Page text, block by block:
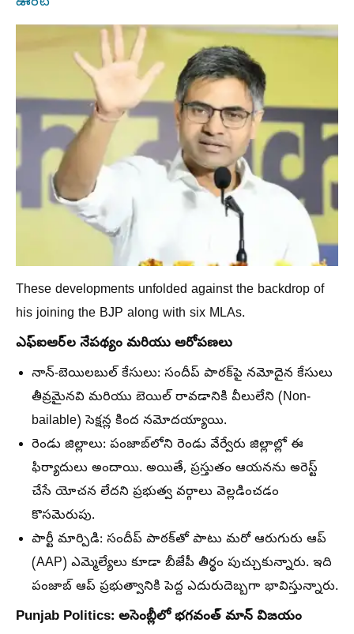
These developments unfolded against the backdrop of
his joining the BJP along with six MLAs.
ఎఫ్ఐఆర్‌ల నేపథ్యం మరియు ఆరోపణలు
నాన్-బెయిలబుల్ కేసులు: సందీప్ పాఠక్‌పై నమోదైన కేసులు
తీవ్రమైనవి మరియు బెయిల్ రావడానికి వీలులేని (Non-
bailable) సెక్షన్ల కింద నమోదయ్యాయి.
రెండు జిల్లాలు: పంజాబ్‌లోని రెండు వేర్వేరు జిల్లాల్లో ఈ
ఫిర్యాదులు అందాయి. అయితే, ప్రస్తుతం ఆయనను అరెస్ట్
చేసే యోచన లేదని ప్రభుత్వ వర్గాలు వెల్లడించడం
కొసమెరుపు.
పార్టీ మార్పిడి: సందీప్ పాఠక్‌తో పాటు మరో ఆరుగురు ఆప్
(AAP) ఎమ్మెల్యేలు కూడా బీజేపీ తీర్థం పుచ్చుకున్నారు. ఇది
పంజాబ్ ఆప్ ప్రభుత్వానికి పెద్ద ఎదురుదెబ్బగా భావిస్తున్నారు.
Punjab Politics: అసెంబ్లీలో భగవంత్ మాన్ విజయం